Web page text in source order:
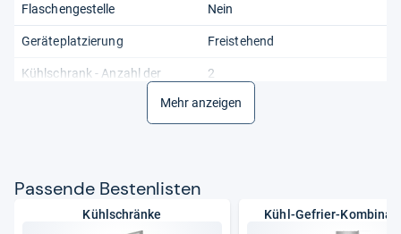
Flaschengestelle Nein
Geräteplatzierung Freistehend
Kühlschrank - Anzahl der
2
Weiß
Wasserspender
Wechselbare Türen
Mehr anzeigen
Pas­sende Bes­ten­lis­ten
Kühlschränke Kühl-Gefrier-